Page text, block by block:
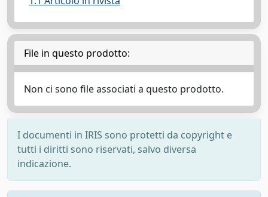
File in questo prodotto:
Non ci sono file associati a questo prodotto.
I documenti in IRIS sono protetti da copyright e
tutti i diritti sono riservati, salvo diversa
indicazione.